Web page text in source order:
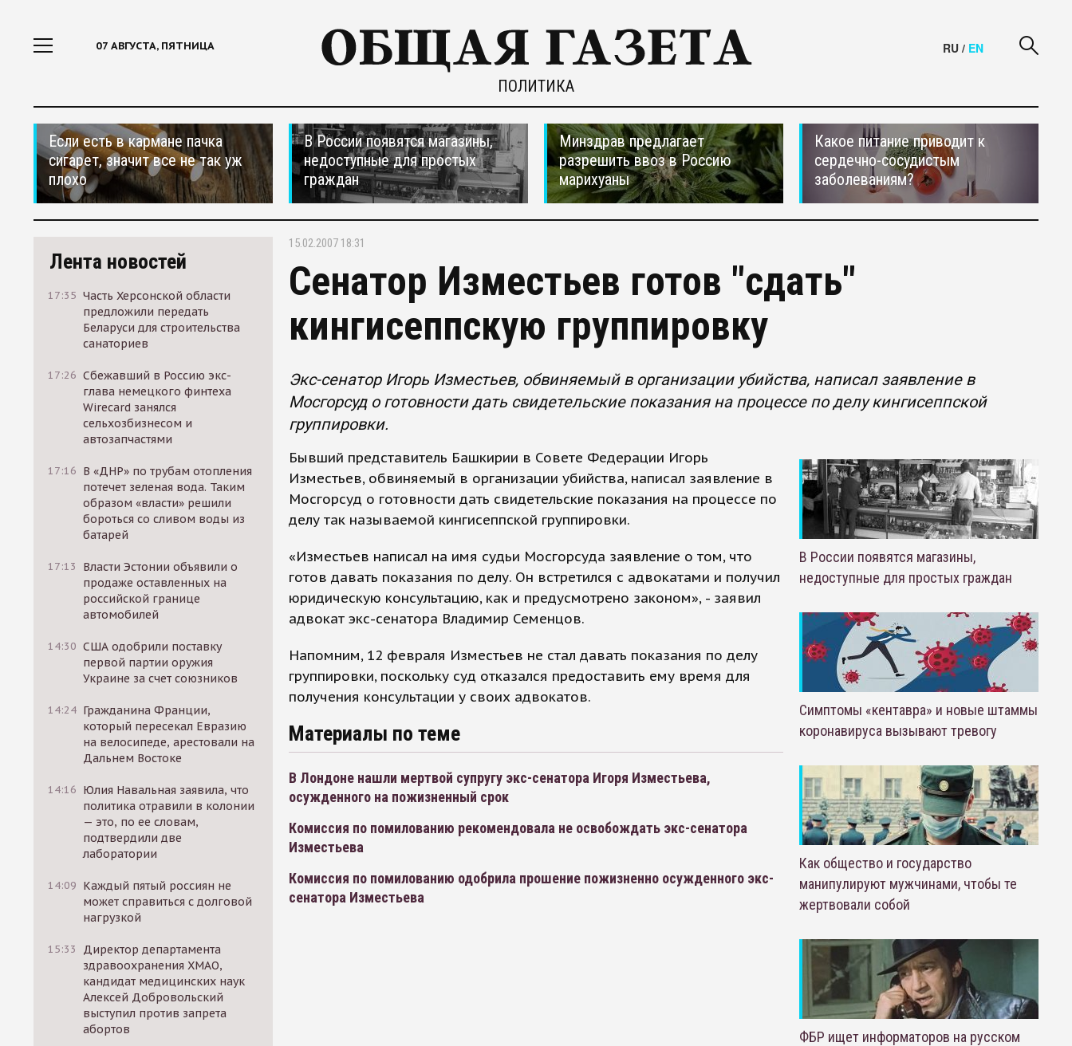
07 АВГУСТА, ПЯТНИЦА
ПОЛИТИКА
RU / EN
Если есть в кармане пачка
сигарет, значит все не так уж
плохо
В России появятся магазины,
недоступные для простых
граждан
Минздрав предлагает
разрешить ввоз в Россию
марихуаны
Какое питание приводит к
сердечно-сосудистым
заболеваниям?
Лента новостей
17:35 Часть Херсонской области
предложили передать
Беларуси для строительства
санаториев
17:26 Сбежавший в Россию экс-
глава немецкого финтеха
Wirecard занялся
сельхозбизнесом и
автозапчастями
17:16 В «ДНР» по трубам отопления
потечет зеленая вода. Таким
образом «власти» решили
бороться со сливом воды из
батарей
17:13
Власти Эстонии объявили о
продаже оставленных на
российской границе
автомобилей
14:30 США одобрили поставку
первой партии оружия
Украине за счет союзников
14:24 Гражданина Франции,
который пересекал Евразию
на велосипеде, арестовали на
Дальнем Востоке
14:16 Юлия Навальная заявила, что
политика отравили в колонии
— это, по ее словам,
подтвердили две
лаборатории
14:09 Каждый пятый россиян не
может справиться с долговой
нагрузкой
15:33
Директор департамента
здравоохранения ХМАО,
кандидат медицинских наук
Алексей Добровольский
выступил против запрета
абортов
15.02.2007 18:31
Сенатор Изместьев готов "сдать"
кингисеппскую группировку
Экс-сенатор Игорь Изместьев, обвиняемый в организации убийства, написал заявление в
Мосгорсуд о готовности дать свидетельские показания на процессе по делу кингисеппской
группировки.
Бывший представитель Башкирии в Совете Федерации Игорь
Изместьев, обвиняемый в организации убийства, написал заявление в
Мосгорсуд о готовности дать свидетельские показания на процессе по
делу так называемой кингисеппской группировки.
«Изместьев написал на имя судьи Мосгорсуда заявление о том, что
готов давать показания по делу. Он встретился с адвокатами и получил
юридическую консультацию, как и предусмотрено законом», - заявил
адвокат экс-сенатора Владимир Семенцов.
Напомним, 12 февраля Изместьев не стал давать показания по делу
группировки, поскольку суд отказался предоставить ему время для
получения консультации у своих адвокатов.
Материалы по теме
В Лондоне нашли мертвой супругу экс-сенатора Игоря Изместьева,
осужденного на пожизненный срок
Комиссия по помилованию рекомендовала не освобождать экс-сенатора
Изместьева
Комиссия по помилованию одобрила прошение пожизненно осужденного экс-
сенатора Изместьева
В России появятся магазины,
недоступные для простых граждан
Симптомы «кентавра» и новые штаммы
коронавируса вызывают тревогу
Как общество и государство
манипулируют мужчинами, чтобы те
жертвовали собой
ФБР ищет информаторов на русском